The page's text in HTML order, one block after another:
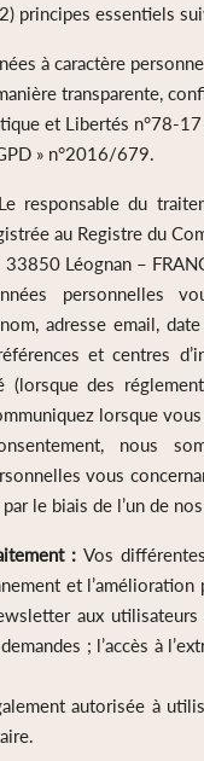
principes essentiels
à caractère
transparente,
et Libertés n°78-
» n°2016/679.
Le responsable du
au Registre du
Léognan –
personnelles
adresse email,
et centres
(lorsque des
lorsque
nous
vous
le biais de l’un de
: Vos
et
aux
; l’accès à
autorisée à